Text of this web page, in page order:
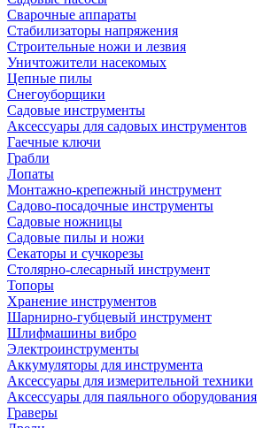
Сварочные аппараты
Стабилизаторы напряжения
Строительные ножи и лезвия
Уничтожители насекомых
Цепные пилы
Снегоуборщики
Садовые инструменты
Аксессуары для садовых инструментов
Гаечные ключи
Грабли
Лопаты
Монтажно-крепежный инструмент
Садово-посадочные инструменты
Садовые ножницы
Садовые пилы и ножи
Секаторы и сучкорезы
Столярно-слесарный инструмент
Топоры
Хранение инструментов
Шарнирно-губцевый инструмент
Шлифмашины вибро
Электроинструменты
Аккумуляторы для инструмента
Аксессуары для измерительной техники
Аксессуары для паяльного оборудования
Граверы